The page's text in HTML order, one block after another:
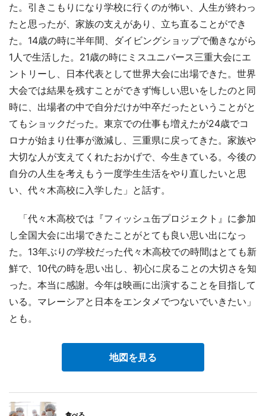
た。引きこもりになり学校に行くのが怖い、人生が終わっ
たと思ったが、家族の支えがあり、立ち直ることができ
た。14歳の時に半年間、ダイビングショップで働きながら
1人で生活した。21歳の時にミスユニバース三重大会にエ
ントリーし、日本代表として世界大会に出場できた。世界
大会では結果を残すことができず悔しい思いをしたのと同
時に、出場者の中で自分だけが中卒だったということがと
てもショックだった。東京での仕事も増えたが24歳でコ
ロナが始まり仕事が激減し、三重県に戻ってきた。家族や
大切な人が支えてくれたおかげで、今生きている。今後の
自分の人生を考えもう一度学生生活をやり直したいと思
い、代々木高校に入学した」と話す。
「代々木高校では『フィッシュ缶プロジェクト』に参加
し全国大会に出場できたことがとても良い思い出になっ
た。13年ぶりの学校だった代々木高校での時間はとても新
鮮で、10代の時を思い出し、初心に戻ることの大切さを知
った。本当に感謝。今年は映画に出演することを目指して
いる。マレーシアと日本をエンタメでつないでいきたい」
とも。
地図を見る